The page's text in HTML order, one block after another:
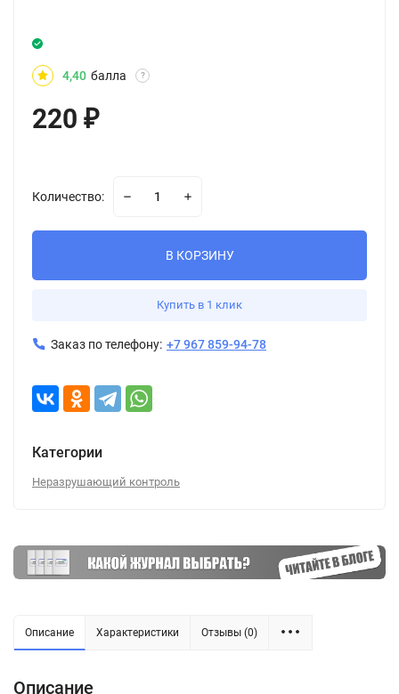
4,40 балла ?
220 ₽
Количество:
В КОРЗИНУ
Купить в 1 клик
Заказ по телефону: +7 967 859-94-78
Категории
Неразрушающий контроль
Описание Характеристики Отзывы (0)
Описание